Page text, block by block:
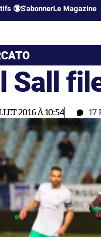
🔞S'abonnerLe Magazine
Sall
2016 À 10:54 17